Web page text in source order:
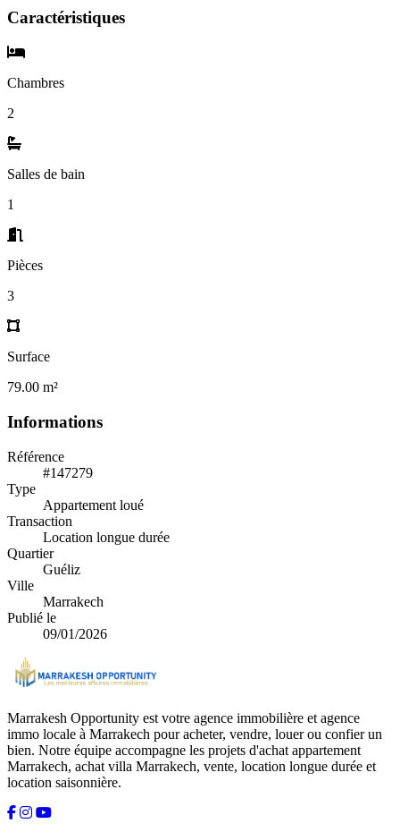
Caractéristiques
Chambres
2
Salles de bain
1
Pièces
3
Surface
79.00 m²
Informations
Référence
#147279
Type
Appartement loué
Transaction
Location longue durée
Quartier
Guéliz
Ville
Marrakech
Publié le
09/01/2026
Marrakesh Opportunity est votre agence immobilière et agence
immo locale à Marrakech pour acheter, vendre, louer ou confier un
bien. Notre équipe accompagne les projets d'achat appartement
Marrakech, achat villa Marrakech, vente, location longue durée et
location saisonnière.